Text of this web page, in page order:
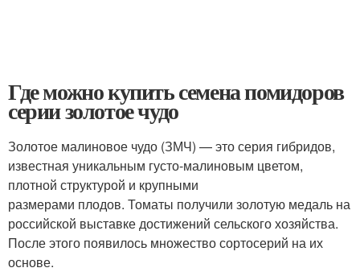
Где можно купить семена помидоров
серии золотое чудо
Золотое малиновое чудо (ЗМЧ) — это серия гибридов,
известная уникальным густо-малиновым цветом,
плотной структурой и крупными
размерами плодов. Томаты получили золотую медаль на
российской выставке достижений сельского хозяйства.
После этого появилось множество сортосерий на их
основе.